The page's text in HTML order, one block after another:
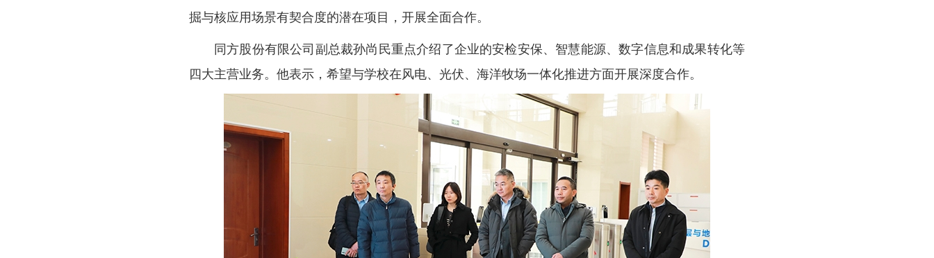
掘与核应用场景有契合度的潜在项目，开展全面合作。
同方股份有限公司副总裁孙尚民重点介绍了企业的安检安保、智慧能源、数字信息和成果转化等
四大主营业务。他表示，希望与学校在风电、光伏、海洋牧场一体化推进方面开展深度合作。